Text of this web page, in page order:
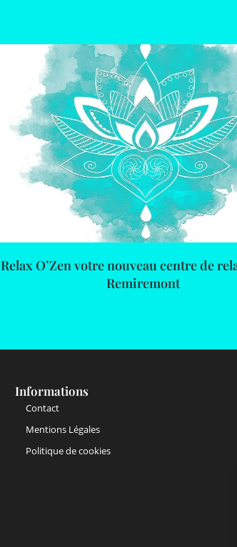
Relax O’Zen votre nouveau centre de
Remiremont
Informations
Contact
Mentions Légales
Politique de cookies